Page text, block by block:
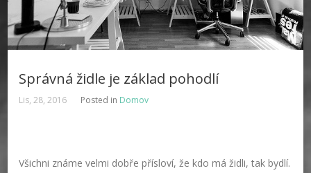
Správná židle je základ pohodlí
Lis, 28, 2016 Posted in Domov
Všichni známe velmi dobře přísloví, že kdo má židli, tak bydlí.